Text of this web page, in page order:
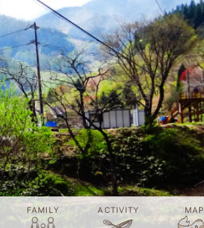
FAMILY ACTIVITY MAP